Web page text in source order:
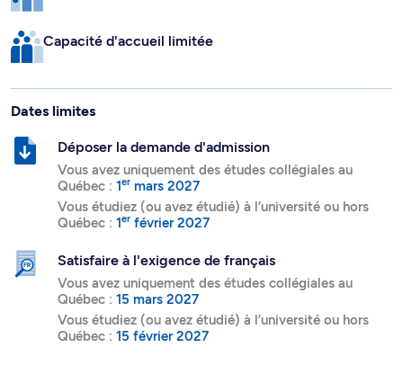
Capacité d'accueil limitée
Dates limites
Déposer la demande d'admission
Vous avez uniquement des études collégiales au
Québec : 1er mars 2027
Vous étudiez (ou avez étudié) à l’université ou hors
Québec : 1er février 2027
Satisfaire à l'exigence de français
Vous avez uniquement des études collégiales au
Québec :
15 mars 2027
Vous étudiez (ou avez étudié) à l’université ou hors
Québec :
15 février 2027